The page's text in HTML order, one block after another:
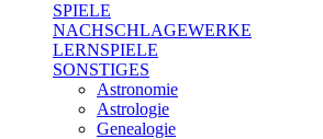
SPIELE
NACHSCHLAGEWERKE
LERNSPIELE
SONSTIGES
Astronomie
Astrologie
Genealogie